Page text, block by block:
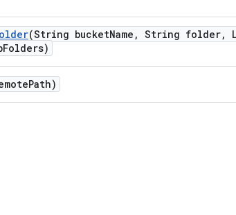
(String bucketName , String folder,
Folders)
Path)